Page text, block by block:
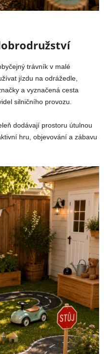
trávník v malé
jízdu na odrážedle,
a vyznačená cesta
silničního provozu.
dodávají prostoru útulnou
hru, objevování a zábavu